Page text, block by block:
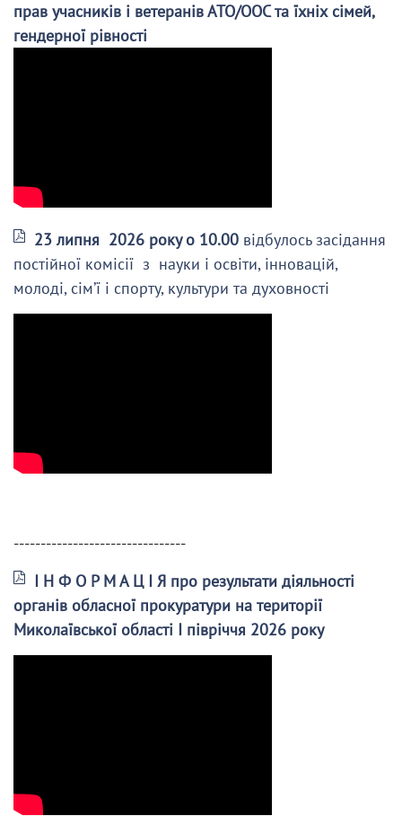
прав учасників і ветеранів АТО/ООС та їхніх сімей,
гендерної рівності
23 липня 2026 року о 10.00 відбулось засідання
постійної комісії з науки і освіти, інновацій,
молоді, сім’ї і спорту, культури та духовності
--------------------------------
І Н Ф О Р М А Ц І Я про результати діяльності
органів обласної прокуратури на території
Миколаївської області І півріччя 2026 року